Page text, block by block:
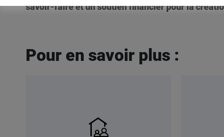
savoir-faire et un soutien financier pour la
Pour en savoir plus :